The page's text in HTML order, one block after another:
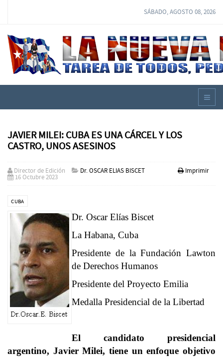
SÁBADO, AGOSTO 08, 2026
JAVIER MILEI: CUBA ES UNA CÁRCEL Y LOS
CASTRO, UNOS ASESINOS
Imprimir
Director de Edición Dr. OSCAR ELIAS BISCET
16 Octubre 2023
CUBA
Dr. Oscar Elías Biscet
La Habana, Cuba
Presidente de la Fundación Lawton
de Derechos Humanos
Presidente del Proyecto Emilia
Medalla Presidencial de la Libertad
El candidato presidencial
argentino, Javier Milei, tiene un enfoque objetivo